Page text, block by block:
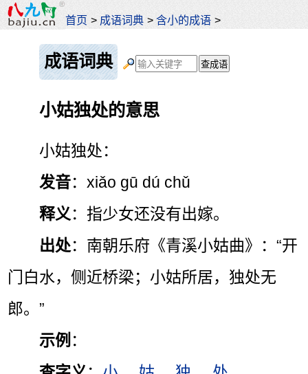
首页 > 成语词典 >含小的成语 >
成语词典
小姑独处的意思
小姑独处：
发音：xiǎo gū dú chǔ
释义 ：指少女还没有出嫁。
出处：南朝乐府《青溪小姑曲》：“开
门白水，侧近桥梁；小姑所居，独处无
郎。”
示例 ：